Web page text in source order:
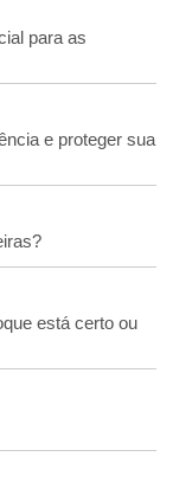
para as
e proteger sua
está certo ou